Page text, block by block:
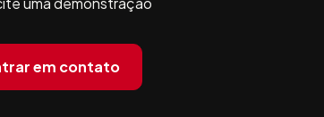
em contato